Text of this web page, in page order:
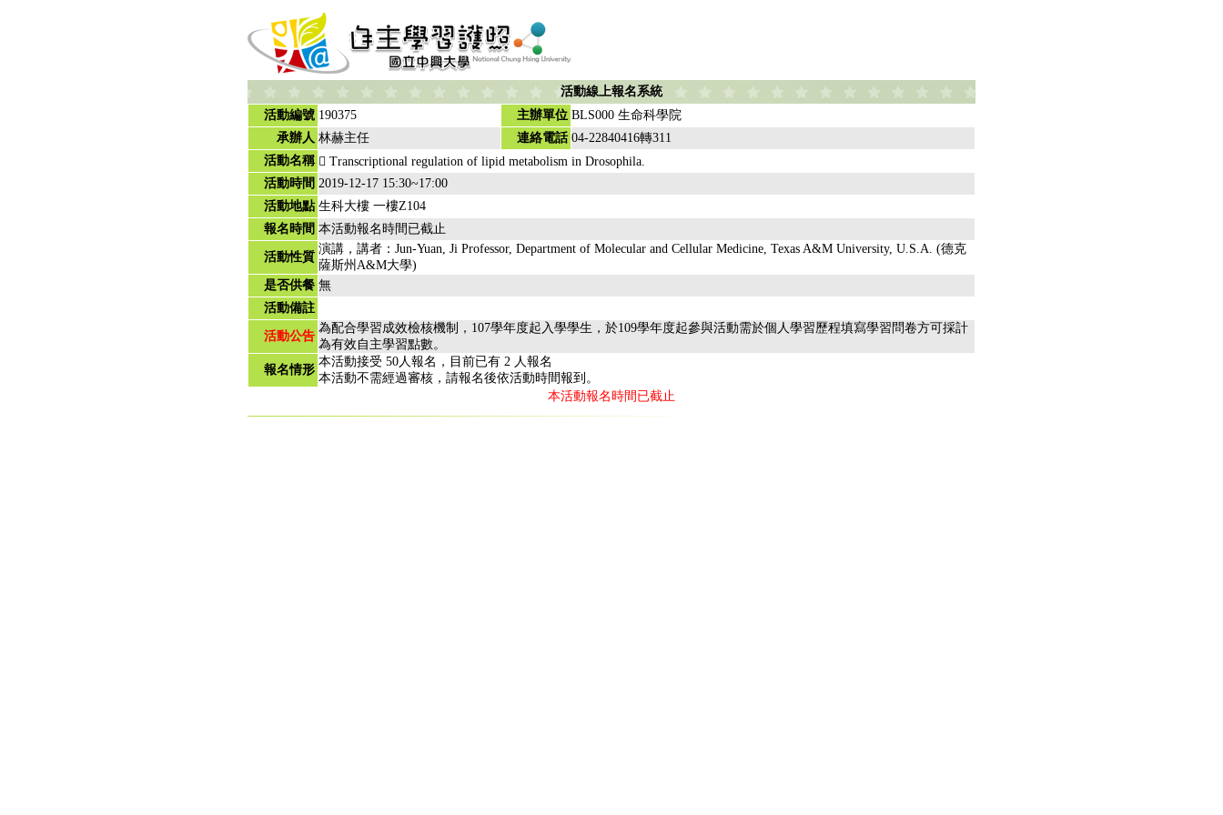
活動線上報名系統
活動編號 190375 主辦單位 BLS000 生命科學院
承辦人 林赫主任 連絡電話 04-22840416轉311
活動名稱  Transcriptional regulation of lipid metabolism in Drosophila.
活動時間 2019-12-17 15:30~17:00
活動地點 生科大樓 一樓Z104
報名時間 本活動報名時間已截止
活動性質
演講，講者：Jun-Yuan, Ji Professor, Department of Molecular and Cellular Medicine, Texas A&M University, U.S.A. (德克
薩斯州A&M大學)
是否供餐 無
活動備註
活動公告
為配合學習成效檢核機制，107學年度起入學學生，於109學年度起參與活動需於個人學習歷程填寫學習問卷方可採計
為有效自主學習點數。
報名情形
本活動接受 50人報名，目前已有 2 人報名
本活動不需經過審核，請報名後依活動時間報到。
本活動報名時間已截止